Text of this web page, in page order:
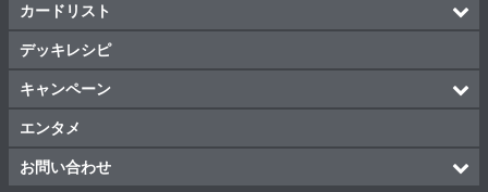
カードリスト
デッキレシピ
キャンペーン
エンタメ
お問い合わせ